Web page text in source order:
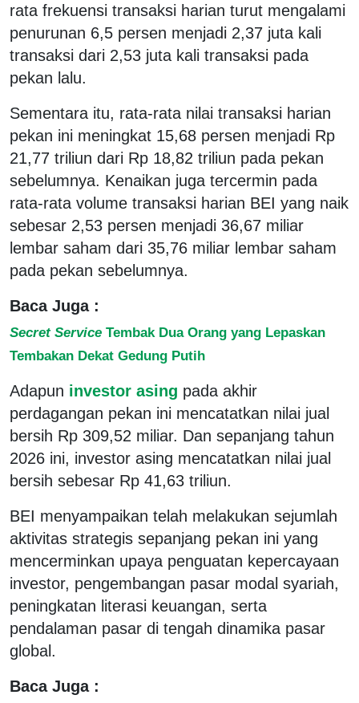
rata frekuensi transaksi harian turut mengalami
penurunan 6,5 persen menjadi 2,37 juta kali
transaksi dari 2,53 juta kali transaksi pada
pekan lalu.
Sementara itu, rata-rata nilai transaksi harian
pekan ini meningkat 15,68 persen menjadi Rp
21,77 triliun dari Rp 18,82 triliun pada pekan
sebelumnya. Kenaikan juga tercermin pada
rata-rata volume transaksi harian BEI yang naik
sebesar 2,53 persen menjadi 36,67 miliar
lembar saham dari 35,76 miliar lembar saham
pada pekan sebelumnya.
Baca Juga :
Secret Service Tembak Dua Orang yang Lepaskan
Tembakan Dekat Gedung Putih
Adapun investor asing pada akhir
perdagangan pekan ini mencatatkan nilai jual
bersih Rp 309,52 miliar. Dan sepanjang tahun
2026 ini, investor asing mencatatkan nilai jual
bersih sebesar Rp 41,63 triliun.
BEI menyampaikan telah melakukan sejumlah
aktivitas strategis sepanjang pekan ini yang
mencerminkan upaya penguatan kepercayaan
investor, pengembangan pasar modal syariah,
peningkatan literasi keuangan, serta
pendalaman pasar di tengah dinamika pasar
global.
Baca Juga :